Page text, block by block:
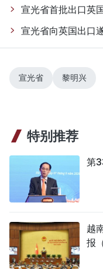
宣光省首批出口英
宣光省向英国出口
宣光省 黎明兴
特别推荐
第
越
报